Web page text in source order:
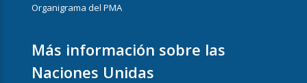
Organigrama del PMA
Más información sobre las
Naciones Unidas